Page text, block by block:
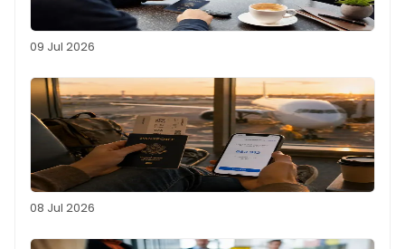
09 Jul 2026
08 Jul 2026